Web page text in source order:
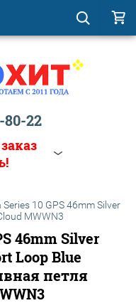
80-22
10 GPS 46mm Silver
MWWN3
46mm Silver
Loop Blue
петля